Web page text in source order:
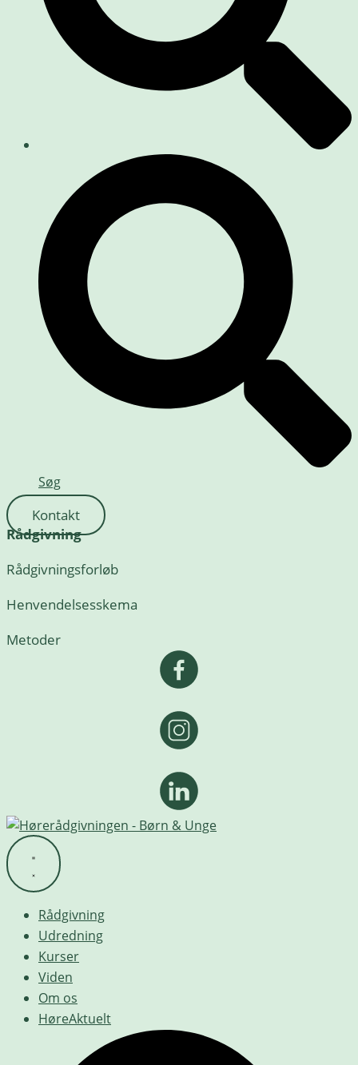
Søg
Kontakt
Rådgivning
Rådgivningsforløb
Henvendelsesskema
Metoder
Rådgivning
Udredning
Kurser
Viden
Om os
HøreAktuelt